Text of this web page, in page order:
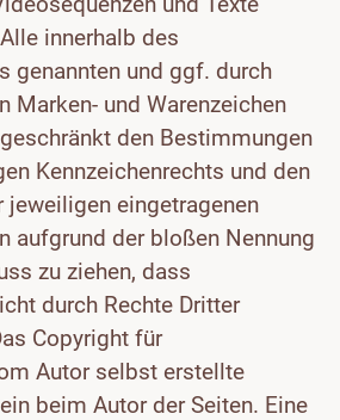
innerhalb des
genannten und ggf. durch
Marken- und Warenzeichen
den Bestimmungen
Kennzeichenrechts und den
jeweiligen eingetragenen
aufgrund der bloßen Nennung
zu ziehen, dass
durch Rechte Dritter
Copyright für
Autor selbst erstellte
beim Autor der Seiten. Eine